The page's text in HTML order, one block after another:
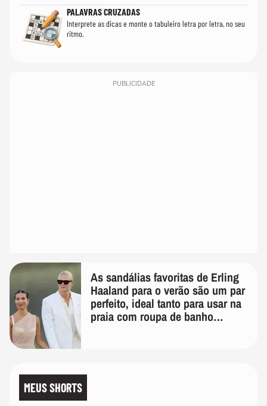
PALAVRAS CRUZADAS
Interprete as dicas e monte o tabuleiro letra por letra, no seu
ritmo.
PUBLICIDADE
As sandálias favoritas de Erling
Haaland para o verão são um par
perfeito, ideal tanto para usar na
praia com roupa de banho
MEUS SHORTS